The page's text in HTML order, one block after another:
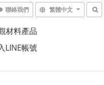
聯絡我們 繁體中文
材料產品
LINE帳號